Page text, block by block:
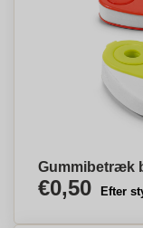
Gummibetræk
€0,50 Efter